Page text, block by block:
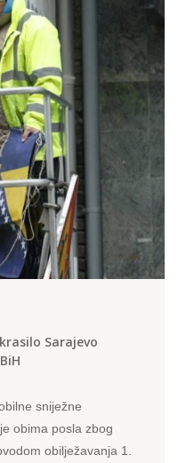
Sarajevo
sniježne
obima posla zbog
obilježavanja 1.